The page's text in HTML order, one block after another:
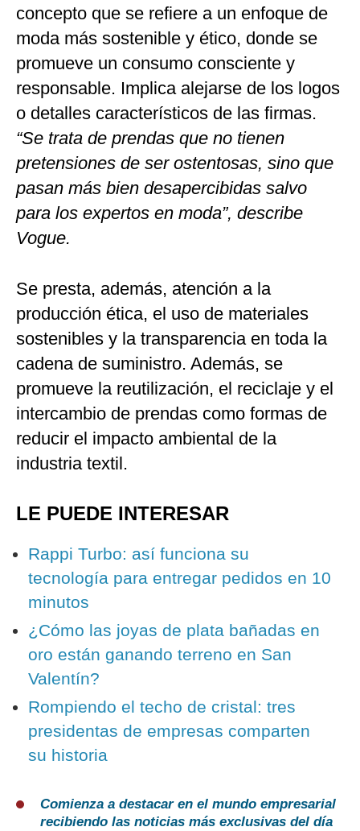
concepto que se refiere a un enfoque de
moda más sostenible y ético, donde se
promueve un consumo consciente y
responsable. Implica alejarse de los logos
o detalles característicos de las firmas.
“Se trata de prendas que no tienen
pretensiones de ser ostentosas, sino que
pasan más bien desapercibidas salvo
para los expertos en moda”, describe
Vogue.
Se presta, además, atención a la
producción ética, el uso de materiales
sostenibles y la transparencia en toda la
cadena de suministro. Además, se
promueve la reutilización, el reciclaje y el
intercambio de prendas como formas de
reducir el impacto ambiental de la
industria textil.
LE PUEDE INTERESAR
Rappi Turbo: así funciona su
tecnología para entregar pedidos en 10
minutos
¿Cómo las joyas de plata bañadas en
oro están ganando terreno en San
Valentín?
Rompiendo el techo de cristal: tres
presidentas de empresas comparten
su historia
Comienza a destacar en el mundo empresarial
recibiendo las noticias más exclusivas del día